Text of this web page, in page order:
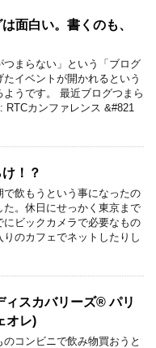
面白い。書くのも、
つまらない」という「ブログ
イベントが開かれるという
うです。 最近ブログつまら
RTCカンファレンス &#821
！？
で飲もうという事になったの
。休日にせっかく東京まで
ビックカメラで必要なもの
のカフェでネットしたりし
ィスカバリーズ® パリ
オレ)
コンビニで飲み物買おうと